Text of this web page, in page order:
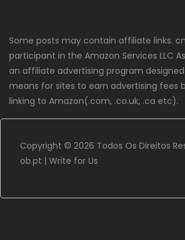
Some posts may contain affiliate links.
participant in the Amazon Services LLC
an affiliate advertising program
means for sites to earn advertising fees
linking to Amazon(.com, .co.uk, .ca etc).
Copyright © 2026 Todos Os Direitos
ob.pt | Write for Us